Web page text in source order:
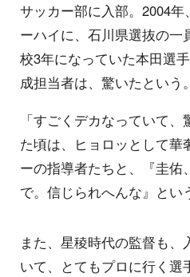
サッカー部に入部。2004
ーハイに、石川県選抜の一
校3年になっていた本田選
成担当者は、驚いたという。
「すごくデカなっていて
た頃は、ヒョロッとして華
ーの指導者たちと、『圭佑
で。信じられへんな』とい
また、星稜時代の監督も
いて、とてもプロに行く選